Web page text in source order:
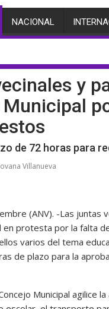
NACIONAL
y
Municipal
de 72 horas para
Villanueva
(ANV). -Las juntas
en protesta por la falta
varios del tema
de plazo para la
Municipal agilice